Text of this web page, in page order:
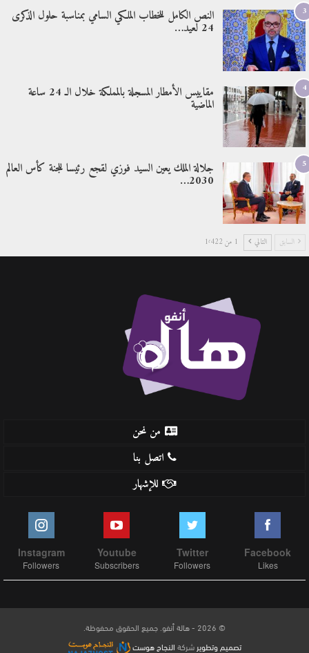
3 النص الكامل للخطاب الملكي السامي بمناسبة حلول الذكرى
24 لعيد…
4 مقاييس الأمطار المسجلة بالمملكة خلال الـ 24 ساعة
الماضية
5 جلالة الملك يعين السيد فوزي لقجع رئيسا للجنة كأس العالم
2030…
السابق التالي 1 من 1٬422
من نحن
اتصل بنا
للإشهار
Facebook
Likes
Twitter
Followers
Youtube
Subscribers
Instagram
Followers
© 2026 - هالة أنفو. جميع الحقوق محفوظة.
تصميم وتطويرشركةالنجاح هوست